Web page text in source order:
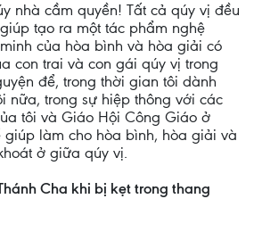
nhà cầm quyền! Tất cả qúy vị đều
tạo ra một tác phẩm nghệ
của hòa bình và hòa giải có
con trai và con gái qúy vị trong
để, trong thời gian tôi dành
nữa, trong sự hiệp thông với các
tôi và Giáo Hội Công Giáo ở
giúp làm cho hòa bình, hòa giải và
ở giữa qúy vị.
Cha khi bị kẹt trong thang